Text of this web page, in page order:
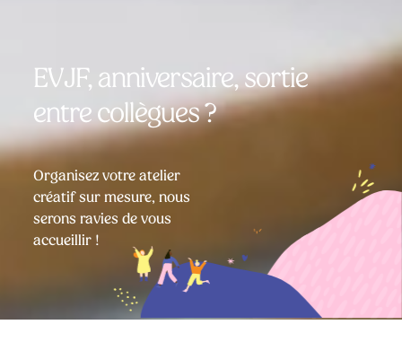
EVJF, anniversaire, sortie
entre collègues ?
Organisez votre atelier
créatif sur mesure, nous
serons ravies de vous
accueillir !